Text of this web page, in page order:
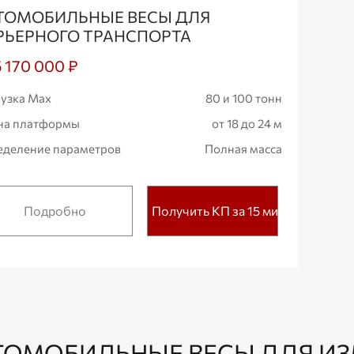
ВЕСЫ ДЛЯ
ТРАНСПОРТА
170 000 ₽
Max
80 и 100 тонн
платформы
от 18 до 24 м
параметров
Полная масса
Подробно Получить КП за 15 мин.